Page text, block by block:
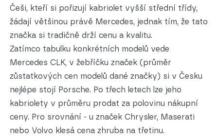
Češi, kteří si pořizují kabriolet vyšší střední třídy,
žádají většinou právě Mercedes, jednak tím, že tato
značka si tradičně drží cenu a kvalitu.
Zatímco tabulku konkrétních modelů vede
Mercedes CLK, v žebříčku značek (průměr
zůstatkových cen modelů dané značky) si v Česku
nejlépe stojí Porsche. Po třech letech lze jeho
kabriolety v průměru prodat za polovinu nákupní
ceny. Pro srovnání - u značek Chrysler, Maserati
nebo Volvo klesá cena zhruba na třetinu.